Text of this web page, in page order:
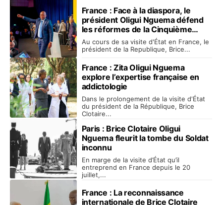
France : Face à la diaspora, le
président Oligui Nguema défend
les réformes de la Cinquième
République gabonaise
Au cours de sa visite d'État en France, le
président de la Republique, Brice...
France : Zita Oligui Nguema
explore l’expertise française en
addictologie
Dans le prolongement de la visite d'État
du président de la République, Brice
Clotaire...
Paris : Brice Clotaire Oligui
Nguema fleurit la tombe du Soldat
inconnu
En marge de la visite d’État qu’il
entreprend en France depuis le 20
juillet,...
France : La reconnaissance
internationale de Brice Clotaire